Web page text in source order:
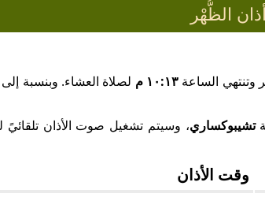
الظُّهْر
وتنتهي الساعة ١٠:١٣ م
لصلاة العشاء. وبنسبة
تشيبوكساري، وسيتم تشغيل صوت الأذان تلقائيً
وقت الأذان